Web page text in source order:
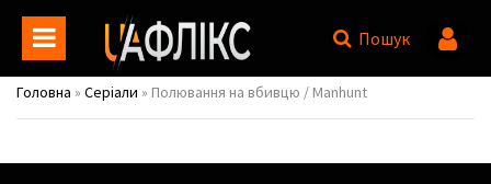
Пошук
Головна » Серіали » Полювання на вбивцю / Manhunt